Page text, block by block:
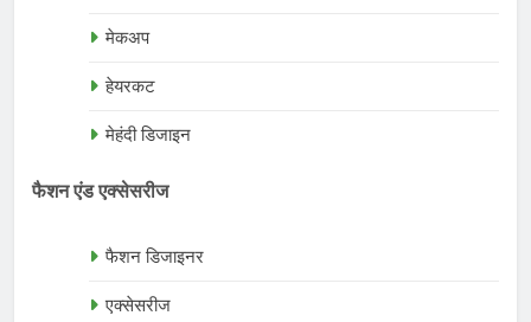
मेकअप
हेयरकट
मेहंदी डिजाइन
फैशन एंड एक्सेसरीज
फैशन डिजाइनर
एक्सेसरीज